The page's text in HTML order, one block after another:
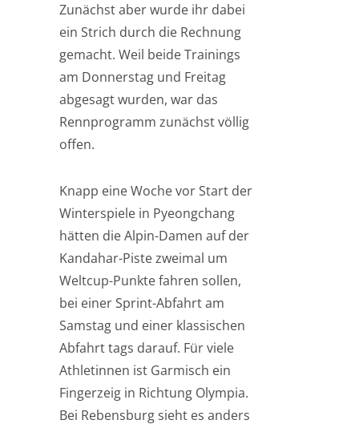
Zunächst aber wurde ihr dabei
ein Strich durch die Rechnung
gemacht. Weil beide Trainings
am Donnerstag und Freitag
abgesagt wurden, war das
Rennprogramm zunächst völlig
offen.
Knapp eine Woche vor Start der
Winterspiele in Pyeongchang
hätten die Alpin-Damen auf der
Kandahar-Piste zweimal um
Weltcup-Punkte fahren sollen,
bei einer Sprint-Abfahrt am
Samstag und einer klassischen
Abfahrt tags darauf. Für viele
Athletinnen ist Garmisch ein
Fingerzeig in Richtung Olympia.
Bei Rebensburg sieht es anders